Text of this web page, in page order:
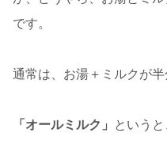
です。
通常は、お湯＋ミルクが半
「オールミルク」 という